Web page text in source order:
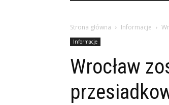
Strona główna Informacje
Informacje
Wrocław